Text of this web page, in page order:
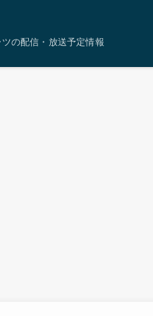
の配信・放送予定情報